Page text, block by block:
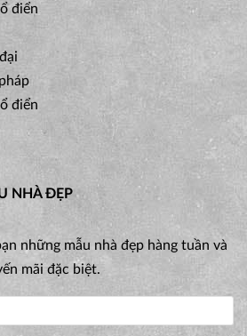
điển
điển
NHÀ ĐẸP
những mẫu nhà đẹp hàng tuần và
mãi đặc biệt.